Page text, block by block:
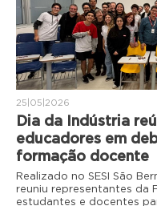
25|05|2026
Dia da Indústria
educadores em
formação docente
Realizado no SESI São
reuniu representantes da
estudantes e docentes